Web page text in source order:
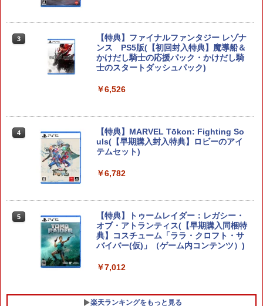
ゼルダの伝説 ブレス オブ ザ ワイルド
Nintendo Switch 2 Edition
4
任天堂 【Switch2】ゼルダの伝説 ブレス
オブ ザ ワイルド Nintendo Switch 2 Ed
ition [NXS-P-AAAAH NSW2 ゼルダノデ
鬼武者 Way of the Sword 【Switch2】
POT-P-ABNMA
3
【特典】ファイナルファンタジー レゾナ
ンス PS5版(【初回封入特典】魔導船＆
かけだし騎士の応援パック・かけだし騎
士のスタートダッシュパック)
￥6,526
4
【特典】MARVEL Tōkon: Fighting So
uls(【早期購入封入特典】ロビーのアイ
テムセット)
￥6,782
5
【特典】トゥームレイダー：レガシー・
オブ・アトランティス(【早期購入同梱特
典】コスチューム「ララ・クロフト・サ
バイバー(仮)」（ゲーム内コンテンツ）)
￥7,012
楽天ランキングをもっと見る